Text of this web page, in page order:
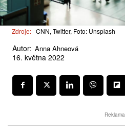
Zdroje: CNN, Twitter, Foto: Unsplash
Autor: Anna Ahneová
16. května 2022
Reklama